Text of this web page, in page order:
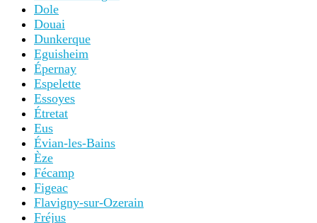
Dole
Douai
Dunkerque
Eguisheim
Épernay
Espelette
Essoyes
Étretat
Eus
Évian-les-Bains
Èze
Fécamp
Figeac
Flavigny-sur-Ozerain
Fréjus